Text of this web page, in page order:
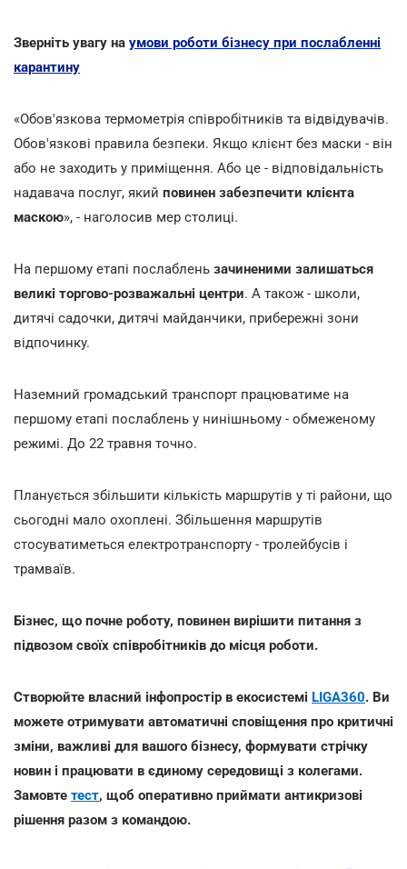
Зверніть увагу на умови роботи бізнесу при послабленні
карантину
«Обов'язкова термометрія співробітників та відвідувачів.
Обов'язкові правила безпеки. Якщо клієнт без маски - він
або не заходить у приміщення. Або це - відповідальність
надавача послуг, який повинен забезпечити клієнта
маскою», - наголосив мер столиці.
На першому етапі послаблень зачиненими залишаться
великі торгово-розважальні центри. А також - школи,
дитячі садочки, дитячі майданчики, прибережні зони
відпочинку.
Наземний громадський транспорт працюватиме на
першому етапі послаблень у нинішньому - обмеженому
режимі. До 22 травня точно.
Планується збільшити кількість маршрутів у ті райони, що
сьогодні мало охоплені. Збільшення маршрутів
стосуватиметься електротранспорту - тролейбусів і
трамваїв.
Бізнес, що почне роботу, повинен вирішити питання з
підвозом своїх співробітників до місця роботи.
Створюйте власний інфопростір в екосистемі LIGA360. Ви
можете отримувати автоматичні сповіщення про критичні
зміни, важливі для вашого бізнесу, формувати стрічку
новин і працювати в єдиному середовищі з колегами.
Замовте тест, щоб оперативно приймати антикризові
рішення разом з командою.